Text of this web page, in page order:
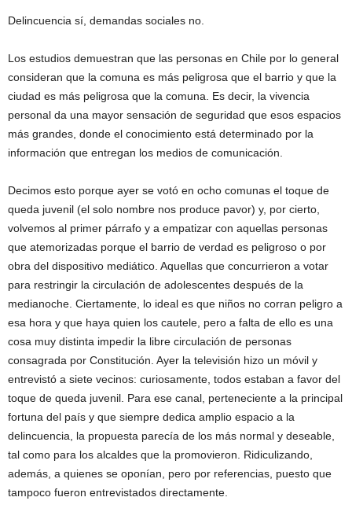
Delincuencia sí, demandas sociales no.
Los estudios demuestran que las personas en Chile por lo general
consideran que la comuna es más peligrosa que el barrio y que la
ciudad es más peligrosa que la comuna. Es decir, la vivencia
personal da una mayor sensación de seguridad que esos espacios
más grandes, donde el conocimiento está determinado por la
información que entregan los medios de comunicación.
Decimos esto porque ayer se votó en ocho comunas el toque de
queda juvenil (el solo nombre nos produce pavor) y, por cierto,
volvemos al primer párrafo y a empatizar con aquellas personas
que atemorizadas porque el barrio de verdad es peligroso o por
obra del dispositivo mediático. Aquellas que concurrieron a votar
para restringir la circulación de adolescentes después de la
medianoche. Ciertamente, lo ideal es que niños no corran peligro a
esa hora y que haya quien los cautele, pero a falta de ello es una
cosa muy distinta impedir la libre circulación de personas
consagrada por Constitución. Ayer la televisión hizo un móvil y
entrevistó a siete vecinos: curiosamente, todos estaban a favor del
toque de queda juvenil. Para ese canal, perteneciente a la principal
fortuna del país y que siempre dedica amplio espacio a la
delincuencia, la propuesta parecía de los más normal y deseable,
tal como para los alcaldes que la promovieron. Ridiculizando,
además, a quienes se oponían, pero por referencias, puesto que
tampoco fueron entrevistados directamente.